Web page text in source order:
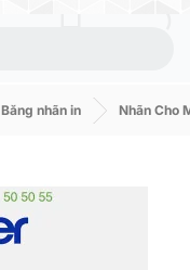
Băng nhãn in Nhãn Cho